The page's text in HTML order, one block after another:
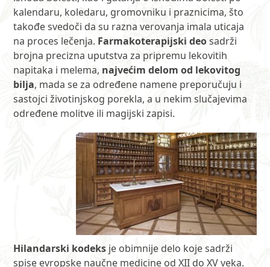
kalendaru, koledaru, gromovniku i praznicima, što
takođe svedoči da su razna verovanja imala uticaja
na proces lečenja. Farmakoterapijski deosadrži
brojna precizna uputstva za pripremu lekovitih
napitaka i melema, najvećim delom od lekovitog
bilja, mada se za određene namene preporučuju i
sastojci životinjskog porekla, a u nekim slučajevima
određene molitve ili magijski zapisi.
Hilandarski kodeks je obimnije delo koje sadrži
spise evropske naučne medicine od XII do XV veka.